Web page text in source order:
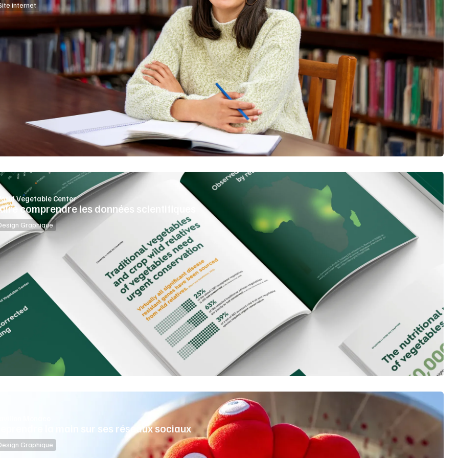
internet
Vegetable Center
comprendre les données scientifiques
Graphique
la main sur ses réseaux sociaux
Graphique